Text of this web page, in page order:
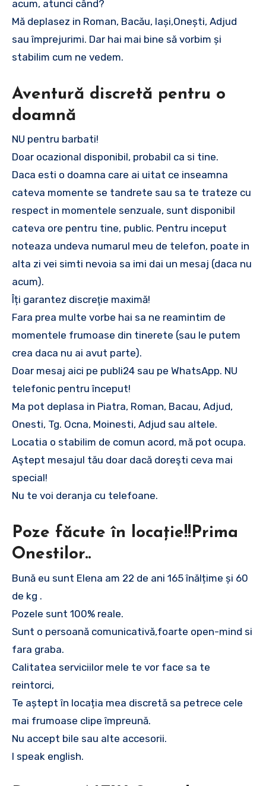
acum, atunci când?
Mă deplasez in Roman, Bacău, Iași,Onești, Adjud
sau împrejurimi. Dar hai mai bine să vorbim și
stabilim cum ne vedem.
Aventură discretă pentru o
doamnă
NU pentru barbati!
Doar ocazional disponibil, probabil ca si tine.
Daca esti o doamna care ai uitat ce inseamna
cateva momente se tandrete sau sa te trateze cu
respect in momentele senzuale, sunt disponibil
cateva ore pentru tine, public. Pentru inceput
noteaza undeva numarul meu de telefon, poate in
alta zi vei simti nevoia sa imi dai un mesaj (daca nu
acum).
Îți garantez discreţie maximă!
Fara prea multe vorbe hai sa ne reamintim de
momentele frumoase din tinerete (sau le putem
crea daca nu ai avut parte).
Doar mesaj aici pe publi24 sau pe WhatsApp. NU
telefonic pentru început!
Ma pot deplasa in Piatra, Roman, Bacau, Adjud,
Onesti, Tg. Ocna, Moinesti, Adjud sau altele.
Locatia o stabilim de comun acord, mă pot ocupa.
Aştept mesajul tău doar dacă doreşti ceva mai
special!
Nu te voi deranja cu telefoane.
Poze făcute în locație!!Prima
Onestilor..
Bună eu sunt Elena am 22 de ani 165 înălțime și 60
de kg .
Pozele sunt 100% reale.
Sunt o persoană comunicativă,foarte open-mind si
fara graba.
Calitatea serviciilor mele te vor face sa te
reintorci,
Te aștept în locația mea discretă sa petrece cele
mai frumoase clipe împreună.
Nu accept bile sau alte accesorii.
I speak english.